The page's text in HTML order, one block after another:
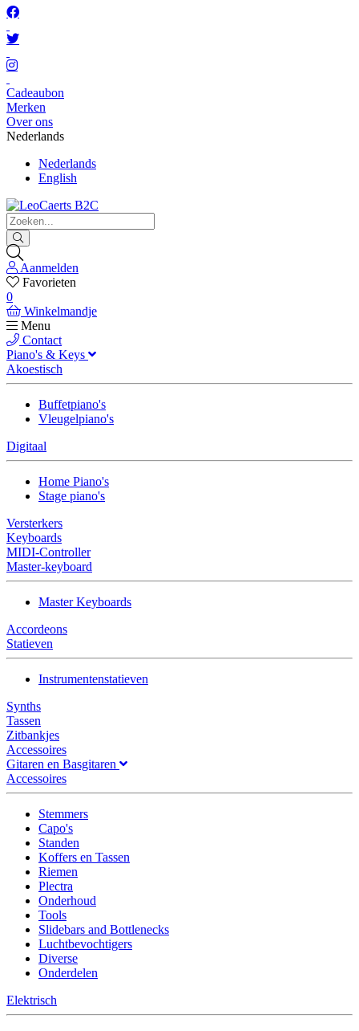
Cadeaubon
Merken
Over ons
Nederlands
Nederlands
English
Aanmelden
Favorieten
0
Winkelmandje
Menu
Contact
Piano's & Keys
Akoestisch
Buffetpiano's
Vleugelpiano's
Digitaal
Home Piano's
Stage piano's
Versterkers
Keyboards
MIDI-Controller
Master-keyboard
Master Keyboards
Accordeons
Statieven
Instrumentenstatieven
Synths
Tassen
Zitbankjes
Accessoires
Gitaren en Basgitaren
Accessoires
Stemmers
Capo's
Standen
Koffers en Tassen
Riemen
Plectra
Onderhoud
Tools
Slidebars and Bottlenecks
Luchtbevochtigers
Diverse
Onderdelen
Elektrisch